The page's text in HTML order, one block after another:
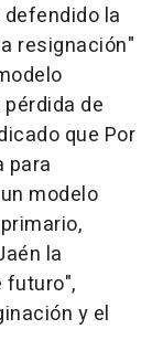
la
resignación"
de
que Por
para
modelo
la
futuro",
y el